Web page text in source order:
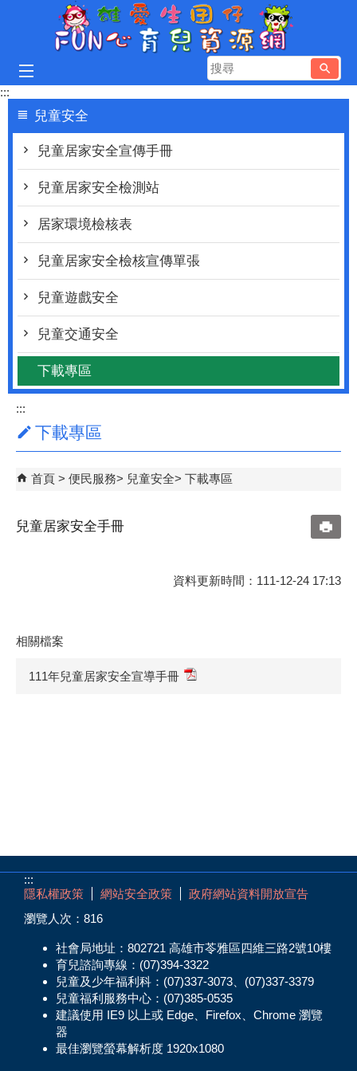
跳到主要內容區塊
搜
尋
:::
兒童安全
兒童居家安全宣傳手冊
兒童居家安全檢測站
居家環境檢核表
兒童居家安全檢核宣傳單張
兒童遊戲安全
兒童交通安全
下載專區
:::
下載專區
首頁 便民服務 兒童安全 下載專區
兒童居家安全手冊
資料更新時間：111-12-24 17:13
相關檔案
111年兒童居家安全宣導手冊
:::
隱私權政策
網站安全政策
政府網站資料開放宣告
瀏覽人次： 816
社會局地址：802721 高雄市苓雅區四維三路2號10樓
育兒諮詢專線：(07)394-3322
兒童及少年福利科：(07)337-3073、(07)337-3379
兒童福利服務中心：(07)385-0535
建議使用 IE9 以上或 Edge、Firefox、Chrome 瀏覽
器
最佳瀏覽螢幕解析度 1920x1080